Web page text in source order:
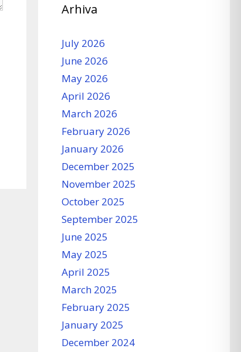
Arhiva
July 2026
June 2026
May 2026
April 2026
March 2026
February 2026
January 2026
December 2025
November 2025
October 2025
September 2025
June 2025
May 2025
April 2025
March 2025
February 2025
January 2025
December 2024